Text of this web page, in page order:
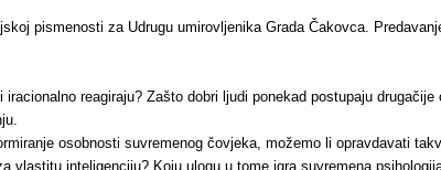
pismenosti za Udrugu umirovljenika Grada Čakovca.
reagiraju? Zašto dobri ljudi ponekad postupaju
osobnosti suvremenog čovjeka, možemo li opravdavati
inteligenciju? Koju ulogu u tome igra suvremena